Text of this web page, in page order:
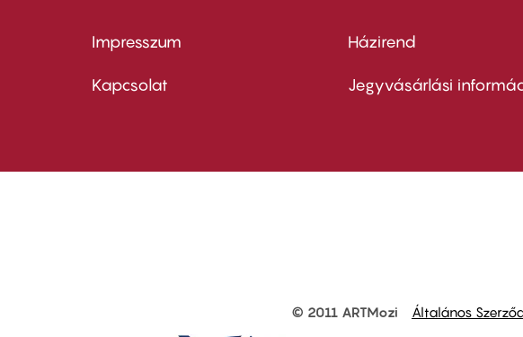
Footer
menu
Impresszum
Kapcsolat
Footer
menu
Házirend
Jegyvásárlási
© 2011 ARTMozi Általános